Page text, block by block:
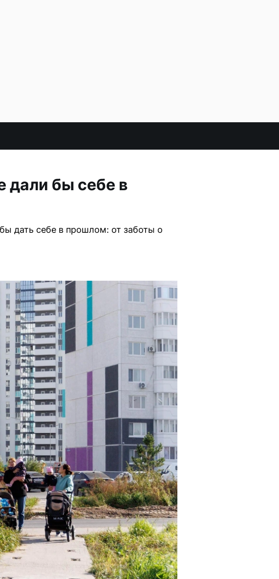
дали бы себе в
дать себе в прошлом: от заботы о